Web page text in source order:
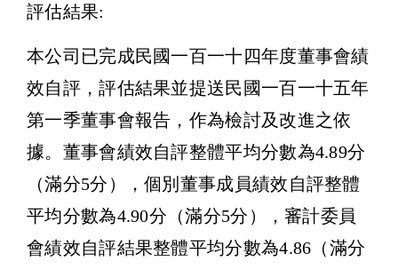
評估結果:
本公司已完成民國一百一十四年度董事會績
效自評，評估結果並提送民國一百一十五年
第一季董事會報告，作為檢討及改進之依
據。董事會績效自評整體平均分數為4.89分
（滿分5分），個別董事成員績效自評整體
平均分數為4.90分（滿分5分），審計委員
會績效自評結果整體平均分數為4.86（滿分